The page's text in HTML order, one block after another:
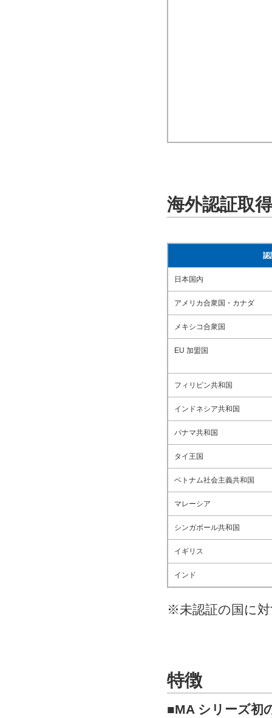
海外認証取
認
日本国内
アメリカ合衆国・カナダ
メキシコ合衆国
EU 加盟国
フィリピン共和国
インドネシア共和国
パナマ共和国
タイ王国
ベトナム社会主義共和国
マレーシア
シンガポール共和国
イギリス
インド
※未認証の国に
特徴
■MA シリーズ初